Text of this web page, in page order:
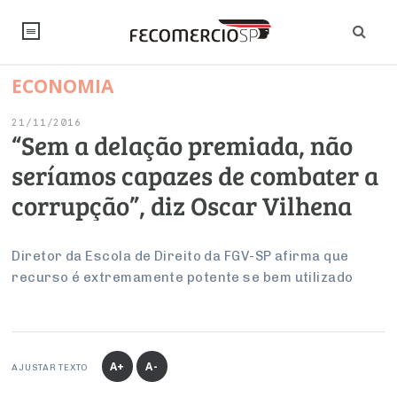
NOTÍCIAS
Editorial
Artigos
Institucional
PROJETOS ESPECIAIS:
Economia
Pesquisas
Brasil
Internacional
Economia Digital
Inteligência Artificial
Legislação
Trabalho
Reforma Tributária
Serviços
SINDICATOS
PESQUISAS
FALE CONOSCO
INSTITUCIONAL
Negociações Coletivas
Conselho de Turismo
Conselho de Emprego e Relações do Trabalho
ECONOMIA
21/11/2016
“Sem a delação premiada, não
seríamos capazes de combater a
corrupção”, diz Oscar Vilhena
Diretor da Escola de Direito da FGV-SP afirma que
recurso é extremamente potente se bem utilizado
AJUSTAR TEXTO A+ A-